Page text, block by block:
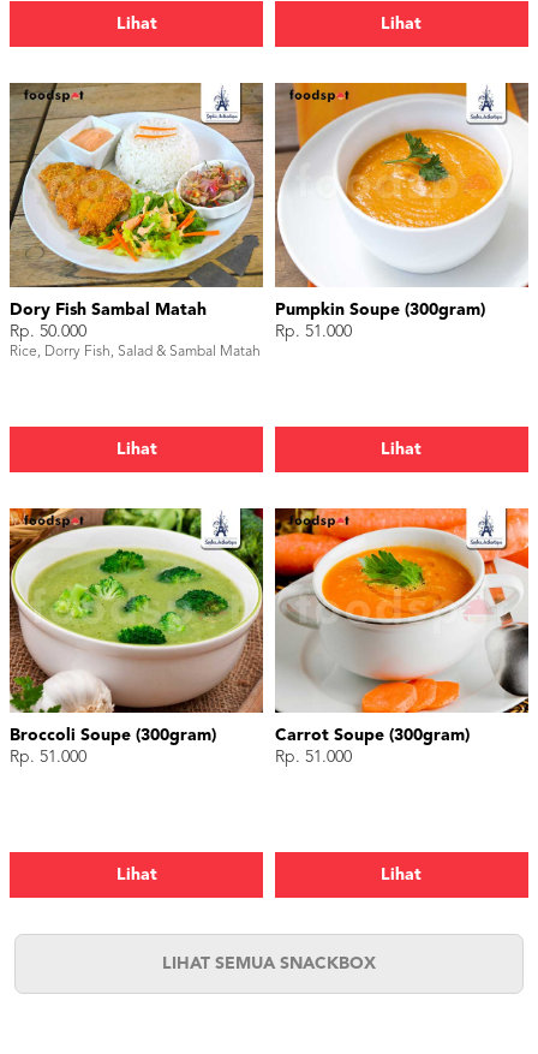
Lihat Lihat
Dory Fish Sambal Matah
Rp. 50.000
Rice, Dorry Fish, Salad & Sambal Matah
Lihat
Pumpkin Soupe (300gram)
Rp. 51.000
Lihat
Broccoli Soupe (300gram)
Rp. 51.000
Lihat
Carrot Soupe (300gram)
Rp. 51.000
Lihat
LIHAT SEMUA SNACKBOX